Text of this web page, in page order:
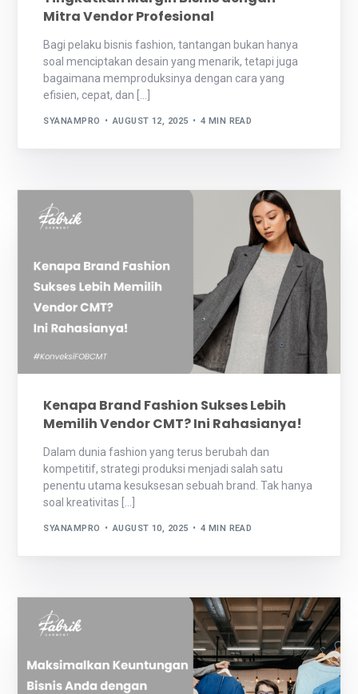
Mitra Vendor Profesional
Bagi pelaku bisnis fashion, tantangan bukan hanya
soal menciptakan desain yang menarik, tetapi juga
bagaimana memproduksinya dengan cara yang
efisien, cepat, dan […]
SYANAMPRO AUGUST 12, 2025 4 MIN READ
Kenapa Brand Fashion Sukses Lebih
Memilih Vendor CMT? Ini Rahasianya!
Dalam dunia fashion yang terus berubah dan
kompetitif, strategi produksi menjadi salah satu
penentu utama kesuksesan sebuah brand. Tak hanya
soal kreativitas […]
SYANAMPRO AUGUST 10, 2025 4 MIN READ